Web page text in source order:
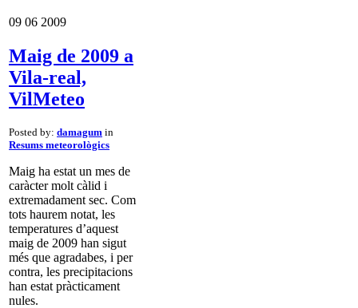
09 06 2009
Maig de 2009 a
Vila-real,
VilMeteo
Posted by: damagum in
Resums meteorològics
Maig ha estat un mes de
caràcter molt càlid i
extremadament sec. Com
tots haurem notat, les
temperatures d’aquest
maig de 2009 han sigut
més que agradabes, i per
contra, les precipitacions
han estat pràcticament
nules.